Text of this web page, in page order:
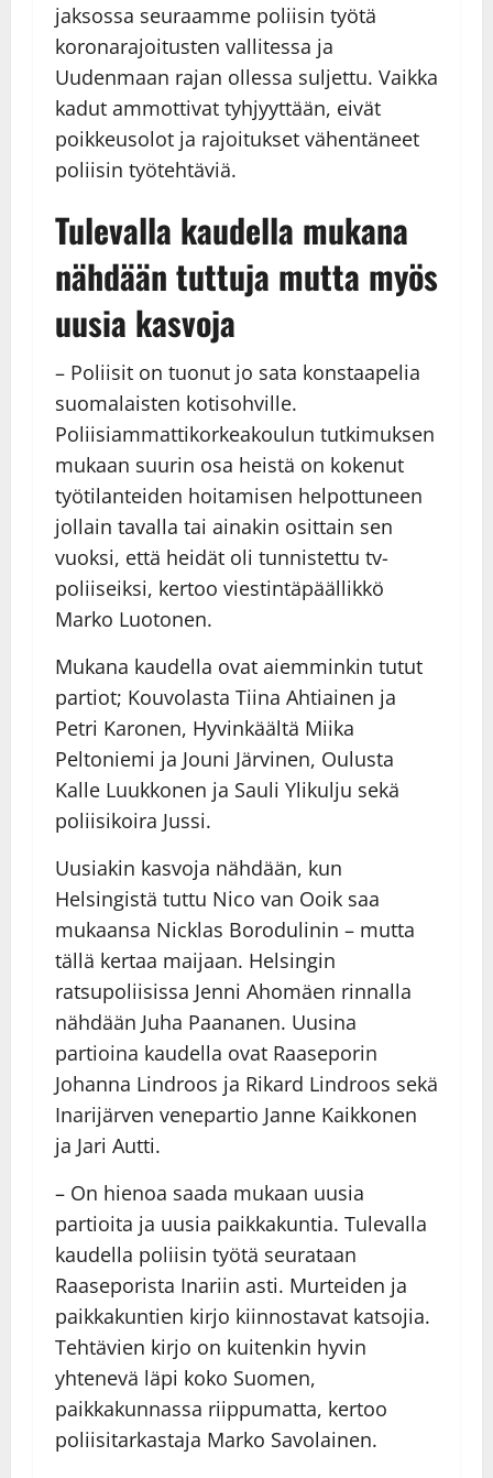
jaksossa seuraamme poliisin työtä
koronarajoitusten vallitessa ja
Uudenmaan rajan ollessa suljettu. Vaikka
kadut ammottivat tyhjyyttään, eivät
poikkeusolot ja rajoitukset vähentäneet
poliisin työtehtäviä.
Tulevalla kaudella mukana
nähdään tuttuja mutta myös
uusia kasvoja
– Poliisit on tuonut jo sata konstaapelia
suomalaisten kotisohville.
Poliisiammattikorkeakoulun tutkimuksen
mukaan suurin osa heistä on kokenut
työtilanteiden hoitamisen helpottuneen
jollain tavalla tai ainakin osittain sen
vuoksi, että heidät oli tunnistettu tv-
poliiseiksi, kertoo viestintäpäällikkö
Marko Luotonen.
Mukana kaudella ovat aiemminkin tutut
partiot; Kouvolasta Tiina Ahtiainen ja
Petri Karonen, Hyvinkäältä Miika
Peltoniemi ja Jouni Järvinen, Oulusta
Kalle Luukkonen ja Sauli Ylikulju sekä
poliisikoira Jussi.
Uusiakin kasvoja nähdään, kun
Helsingistä tuttu Nico van Ooik saa
mukaansa Nicklas Borodulinin – mutta
tällä kertaa maijaan. Helsingin
ratsupoliisissa Jenni Ahomäen rinnalla
nähdään Juha Paananen. Uusina
partioina kaudella ovat Raaseporin
Johanna Lindroos ja Rikard Lindroos sekä
Inarijärven venepartio Janne Kaikkonen
ja Jari Autti.
– On hienoa saada mukaan uusia
partioita ja uusia paikkakuntia. Tulevalla
kaudella poliisin työtä seurataan
Raaseporista Inariin asti. Murteiden ja
paikkakuntien kirjo kiinnostavat katsojia.
Tehtävien kirjo on kuitenkin hyvin
yhtenevä läpi koko Suomen,
paikkakunnassa riippumatta, kertoo
poliisitarkastaja Marko Savolainen.